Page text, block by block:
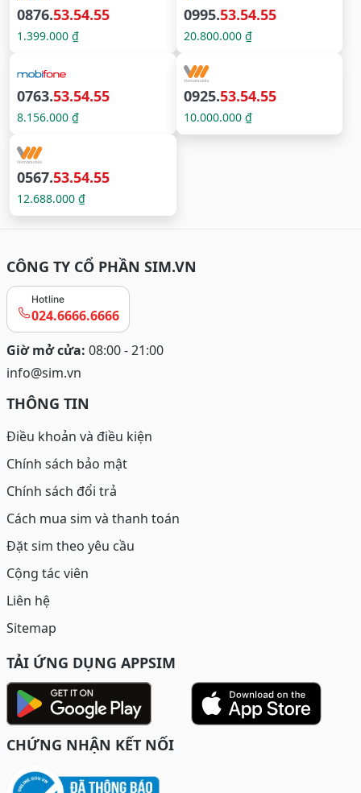
0876.53.54.55
1.399.000 ₫
0995.53.54.55
20.800.000 ₫
0763.53.54.55
8.156.000 ₫
0925.53.54.55
10.000.000 ₫
0567.53.54.55
12.688.000 ₫
CÔNG TY CỔ PHẦN SIM.VN
Hotline
024.6666.6666
Giờ mở cửa: 08:00 - 21:00
info@sim.vn
THÔNG TIN
Điều khoản và điều kiện
Chính sách bảo mật
Chính sách đổi trả
Cách mua sim và thanh toán
Đặt sim theo yêu cầu
Cộng tác viên
Liên hệ
Sitemap
TẢI ỨNG DỤNG APPSIM
CHỨNG NHẬN KẾT NỐI